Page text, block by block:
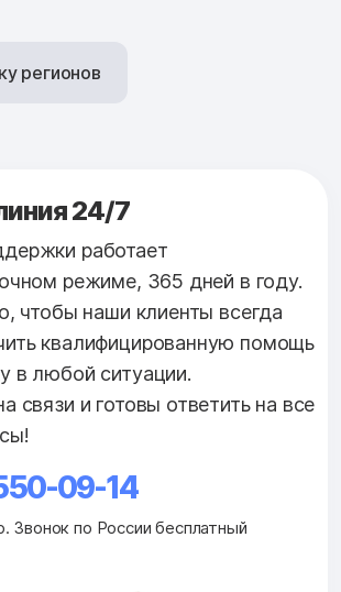
регионов
24/7
работает
режиме, 365 дней в году.
чтобы наши клиенты всегда
квалифицированную помощь
в любой ситуации.
связи и готовы ответить на все
09-14
Звонок по России бесплатный